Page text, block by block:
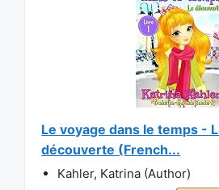
Le voyage dans le temps -
découverte (French...
Kahler, Katrina (Author)